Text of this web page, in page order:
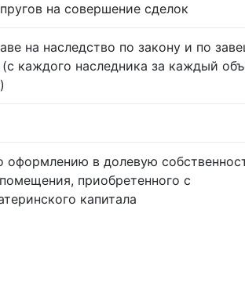
на совершение сделок
на наследство по закону и по
каждого наследника за каждый
оформлению в долевую
приобретенного с
капитала